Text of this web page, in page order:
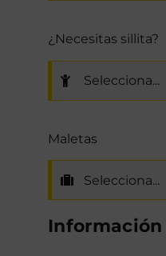
¿Necesitas sillita?
Maletas